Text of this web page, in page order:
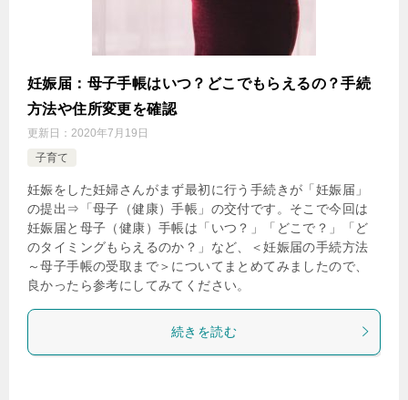
妊娠届：母子手帳はいつ？どこでもらえるの？手続
方法や住所変更を確認
更新日： 2020年7月19日
子育て
妊娠をした妊婦さんがまず最初に行う手続きが「妊娠届」
の提出⇒「母子（健康）手帳」の交付です。そこで今回は
妊娠届と母子（健康）手帳は「いつ？」「どこで？」「ど
のタイミングもらえるのか？」など、＜妊娠届の手続方法
～母子手帳の受取まで＞についてまとめてみましたので、
良かったら参考にしてみてください。
続きを読む